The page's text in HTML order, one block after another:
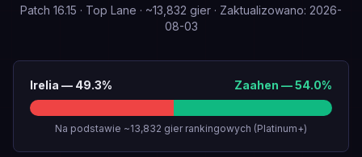
Patch 16.15 · Top Lane · ~13,832 gier · Zaktualizowano: 2026-
08-03
Irelia — 49.3% Zaahen —54.0%
Na podstawie ~13,832 gier rankingowych (Platinum+)